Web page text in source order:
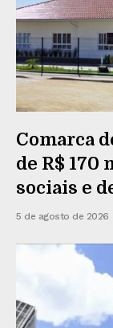
Comarca
de R$ 170
sociais e
5 de agosto de 2026